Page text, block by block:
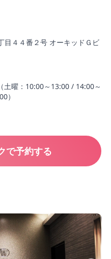
目４４番２号 オーキッドＧビ
曜：10:00～13:00 / 14:00～
）
で予約する